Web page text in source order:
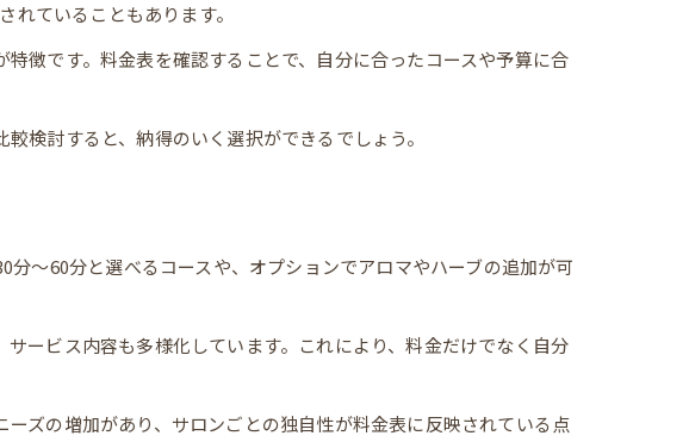
覧
ていることもあります。
徴です。料金表を確認することで、自分に合ったコースや予算に合
検討すると、納得のいく選択ができるでしょう。
〜60分と選べるコースや、オプションでアロマやハーブの追加が可
ービス内容も多様化しています。これにより、料金だけでなく自分
ズの増加があり、サロンごとの独自性が料金表に反映されている点